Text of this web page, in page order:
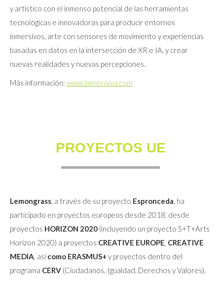
y artístico con el inmenso potencial de las herramientas
tecnológicas e innovadoras para producir entornos
inmersivos, arte con sensores de movimiento y experiencias
basadas en datos en la intersección de XR e IA, y crear
nuevas realidades y nuevas percepciones.
Más información: www.immensiva.com
PROYECTOS UE
Lemongrass, a través de su proyecto Espronceda, ha
participado en proyectos europeos desde 2018, desde
proyectos HORIZON 2020 (incluyendo un proyecto S+T+Arts
Horizon 2020) a proyectos CREATIVE EUROPE, CREATIVE
MEDIA, así como ERASMUS+ y proyectos dentro del
programa CERV (Ciudadanos, Igualdad, Derechos y Valores).